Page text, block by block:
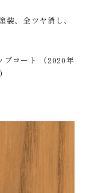
、全ツヤ消し、
コート （2020年